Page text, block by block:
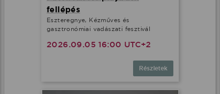
fellépés
Eszteregnye, Kézműves és
gasztronómiai vadászati fesztivál
2026.09.05 16:00 UTC+2
Részletek